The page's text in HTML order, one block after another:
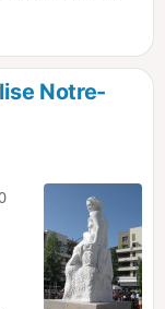
des arbres
Notre-